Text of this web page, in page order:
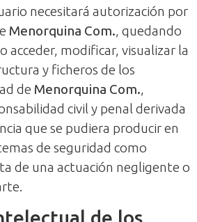
necesitará autorización por
Menorquina Com., quedando
acceder, modificar, visualizar la
y ficheros de los
de Menorquina Com.,
civil y penal derivada
que se pudiera producir en
de seguridad como
de una actuación negligente o
de los